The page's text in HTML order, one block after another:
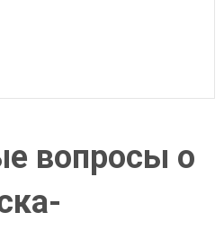
вопросы о